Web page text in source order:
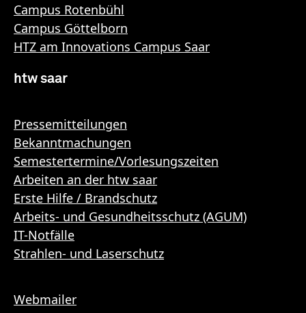
Campus Rotenbühl
Campus Göttelborn
HTZ am Innovations Campus Saar
htw saar
Pressemitteilungen
Bekanntmachungen
Semestertermine/Vorlesungszeiten
Arbeiten an der htw saar
Erste Hilfe / Brandschutz
Arbeits- und Gesundheitsschutz (AGUM)
IT-Notfälle
Strahlen- und Laserschutz
Webmailer